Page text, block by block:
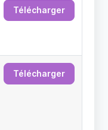
Télécharger
Télécharger